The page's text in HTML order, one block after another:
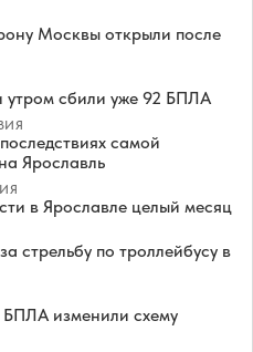
Москвы открыли после
сбили уже 92 БПЛА
самой
Ярославль
в Ярославле целый месяц
стрельбу по троллейбусу в
БПЛА изменили схему